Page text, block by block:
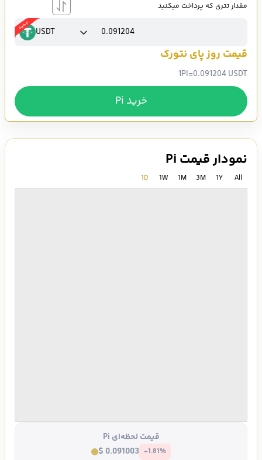
مقدار تتری که پرداخت میکنید
USDT
قیمت روز پای نتورک
1PI=0.091204 USDT
خرید Pi
نمودار قیمت Pi
All
1Y
3M
1M
1W
1D
قیمت لحظه‌ای Pi
$ 0.091003 -1.81%